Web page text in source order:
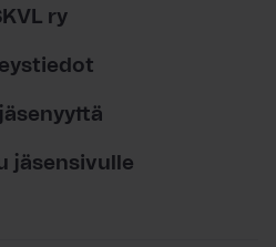
ry
jäsensivulle